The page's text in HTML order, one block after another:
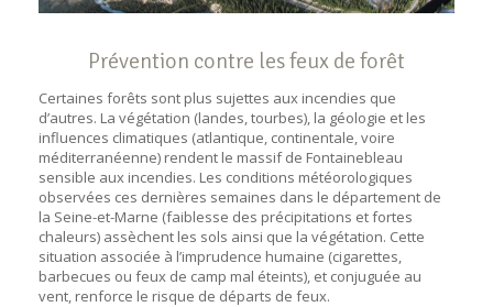
Prévention contre les feux de forêt
Certaines forêts sont plus sujettes aux incendies que
d’autres. La végétation (landes, tourbes), la géologie et les
influences climatiques (atlantique, continentale, voire
méditerranéenne) rendent le massif de Fontainebleau
sensible aux incendies. Les conditions météorologiques
observées ces dernières semaines dans le département de
la Seine-et-Marne (faiblesse des précipitations et fortes
chaleurs) assèchent les sols ainsi que la végétation. Cette
situation associée à l’imprudence humaine (cigarettes,
barbecues ou feux de camp mal éteints), et conjuguée au
vent, renforce le risque de départs de feux.